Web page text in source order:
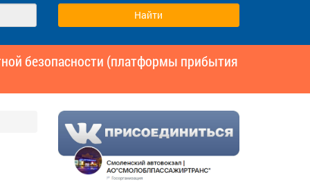
безопасности (платформы прибытия